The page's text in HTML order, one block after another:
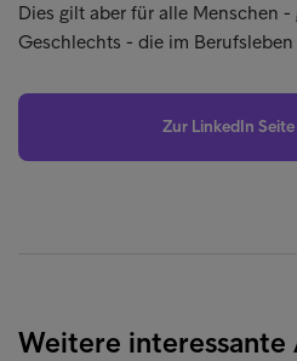
Dies gilt aber für alle Menschen
Geschlechts - die im Berufsleben
Zur LinkedIn
Weitere interessante